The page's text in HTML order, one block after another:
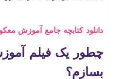
دانلود کتابچه جامع آموزش
چطور یک فیلم
بسازم؟